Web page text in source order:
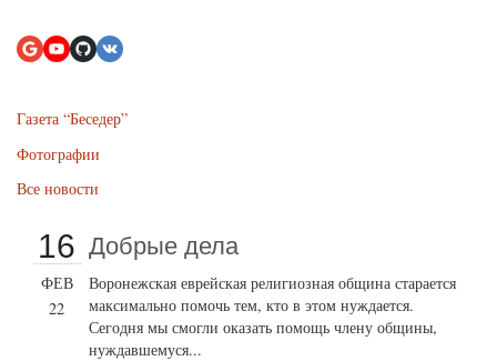
Газета “Беседер”
Фотографии
Все новости
16
ФЕВ
22
Добрые дела
Воронежская еврейская религиозная община старается
максимально помочь тем, кто в этом нуждается.
Сегодня мы смогли оказать помощь члену общины,
нуждавшемуся...